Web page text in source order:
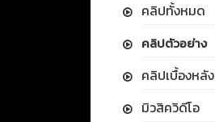
คลิปทั้งหมด
คลิปตัวอย่าง
คลิปเบื้องหลัง
มิวสิควิดีโอ